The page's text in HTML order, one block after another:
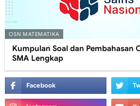
OSN MATEMATIKA
Kumpulan Soal dan Pembahasan
SMA Lengkap